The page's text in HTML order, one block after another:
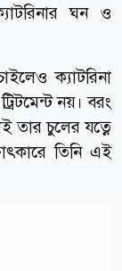
ঘন ও
ক্যাটরিনা
নয়। বরং
তার চুলের যত্নে
তিনি এই